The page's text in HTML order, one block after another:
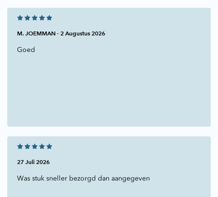
M. JOEMMAN - 2 Augustus 2026
Goed
27 Juli 2026
Was stuk sneller bezorgd dan aangegeven